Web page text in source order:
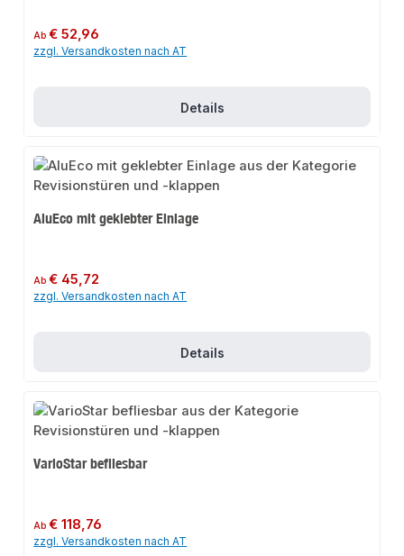
Regulärer Preis:
Ab€ 52,96
zzgl. Versandkosten nach AT
Details
AluEco mit geklebter Einlage
Regulärer Preis:
Ab€ 45,72
zzgl. Versandkosten nach AT
Details
VarioStar befliesbar
Regulärer Preis:
Ab€ 118,76
zzgl. Versandkosten nach AT